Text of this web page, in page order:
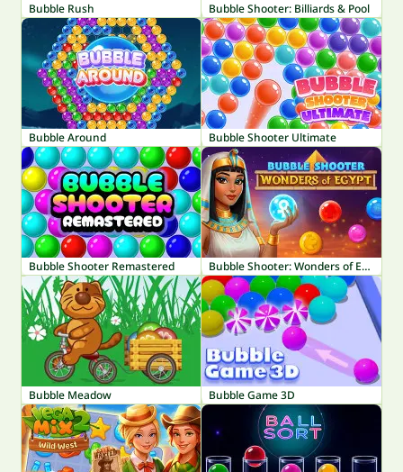
Bubble Rush Bubble Shooter: Billiards & Pool
Bubble Around Bubble Shooter Ultimate
Bubble Shooter Remastered Bubble Shooter: Wonders of Egypt
Bubble Meadow Bubble Game 3D